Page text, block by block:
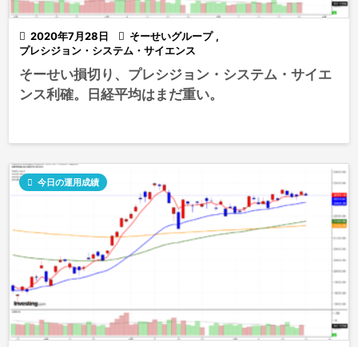
 2020年7月28日  そーせいグループ ,
プレシジョン・システム・サイエンス
そーせい損切り、プレシジョン・システム・サイエ
ンス利確。日経平均はまだ重い。
 今日の運用成績